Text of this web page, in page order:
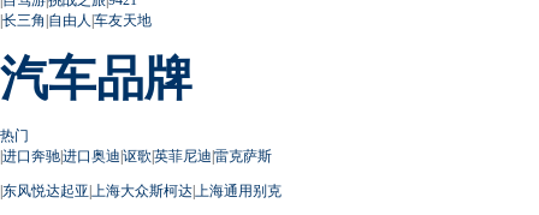
|长三角 |自由人 |车友天地
汽车品牌
热门
|进口奔驰|进口奥迪|讴歌|英菲尼迪|雷克萨斯
|东风悦达起亚| 上海大众斯柯达| 上海通用别克